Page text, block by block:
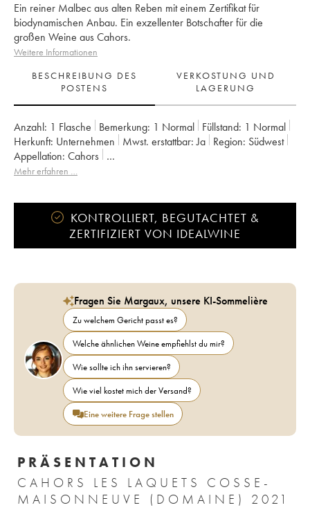
Ein reiner Malbec aus alten Reben mit einem Zertifikat für
biodynamischen Anbau. Ein exzellenter Botschafter für die
großen Weine aus Cahors.
Weitere Informationen
BESCHREIBUNG DES
POSTENS
VERKOSTUNG UND
LAGERUNG
Anzahl: 1 Flasche Bemerkung: 1 Normal Füllstand: 1 Normal
Herkunft:
unternehmen Mwst. erstattbar: ja Region:
Südwest
Appellation:
Cahors
Eigentümer:
Cosse-Maisonneuve (Domaine)
Mehr erfahren …
KONTROLLIERT, BEGUTACHTET &
ZERTIFIZIERT VON IDEALWINE
Fragen Sie Margaux, unsere KI-Sommelière
Zu welchem Gericht passt es?
Welche ähnlichen Weine empfiehlst du mir?
Wie sollte ich ihn servieren?
Wie viel kostet mich der Versand?
Eine weitere Frage stellen
PRÄSENTATION
CAHORS LES LAQUETS COSSE-
MAISONNEUVE (DOMAINE) 2021